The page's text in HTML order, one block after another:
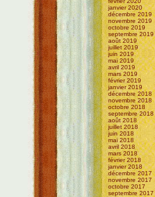
janvier 2020
décembre 2019
novembre 2019
octobre 2019
septembre 2019
août 2019
juillet 2019
juin 2019
mai 2019
avril 2019
mars 2019
février 2019
janvier 2019
décembre 2018
novembre 2018
octobre 2018
septembre 2018
août 2018
juillet 2018
juin 2018
mai 2018
avril 2018
mars 2018
février 2018
janvier 2018
décembre 2017
novembre 2017
octobre 2017
septembre 2017